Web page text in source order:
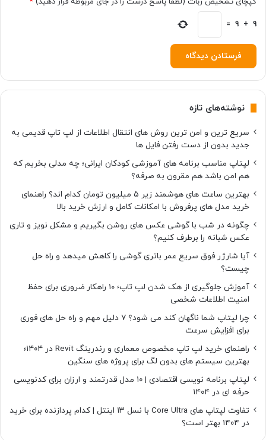
س
گ
د
ا
ز
ا
ب
ک
ن
ت
ن
9
+
9
=
نوشته‌های تازه
سریع ترین و امن ترین روش های انتقال اطلاعات از لپ تاپ قدیمی به
جدید بدون از دست رفتن فایل ها
لپتاپ مناسب برنامه های آموزشی کودکان ایرانی؛ چه مدلی بخریم که
هم امن باشد هم مقرون به صرفه؟
بهترین ساعت های هوشمند زیر ۵ میلیون تومان کدام اند؟ راهنمای
خرید مدل های پرفروش با امکانات کامل و ارزش خرید بالا
چگونه در شب با گوشی عکس های روشن بگیریم و مشکل نویز و تاری
عکس شبانه را برطرف کنیم؟
آیا شارژر فوق سریع عمر باتری گوشی را کاهش میدهد و راه حل
چیست؟
آموزش جلوگیری از هک شدن لپ تاپ؛ 10 راهکار ضروری برای حفظ
امنیت اطلاعات شخصی
چرا لپتاپ شما ناگهان کند می شود؟ ۷ دلیل مهم و راه حل های فوری
برای افزایش سرعت
راهنمای خرید لپ تاپ مخصوص معماری و رندرینگ Revit در ۱۴۰۴؛
بهترین سیستم های بدون لگ برای پروژه های سنگین
لپتاپ برنامه نویسی اقتصادی | ۱۰ مدل قدرتمند و ارزان برای کدنویسی
حرفه ای در ۱۴۰۴
تفاوت لپتاپ های Core Ultra با نسل ۱۳ اینتل | کدام پردازنده برای خرید
در ۱۴۰۴ بهتر است؟